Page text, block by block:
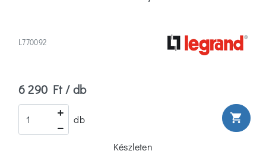
L770092
6 290 Ft / db
db shopping_cart
Készleten